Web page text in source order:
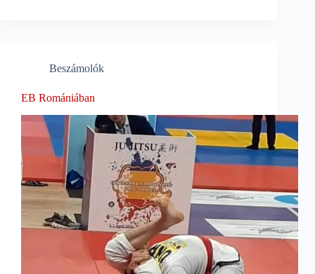
Beszámolók
EB Romániában